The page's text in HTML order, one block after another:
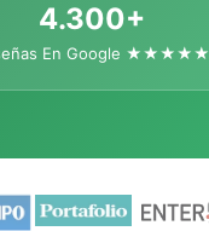
4.300+
En Google ★★★★★